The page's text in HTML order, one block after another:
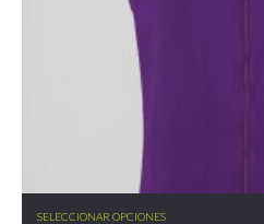
SELECCIONAR OPCIONES